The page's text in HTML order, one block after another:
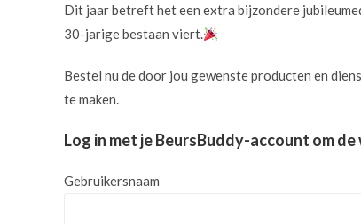
Dit jaar betreft het een extra bijzondere
30-jarige bestaan viert.
Bestel nu de door jou gewenste producten en
te maken.
Log in met je BeursBuddy-account om
Gebruikersnaam